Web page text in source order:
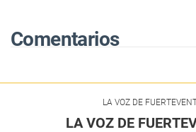
Comentarios
LA VOZ DE
LA VOZ DE